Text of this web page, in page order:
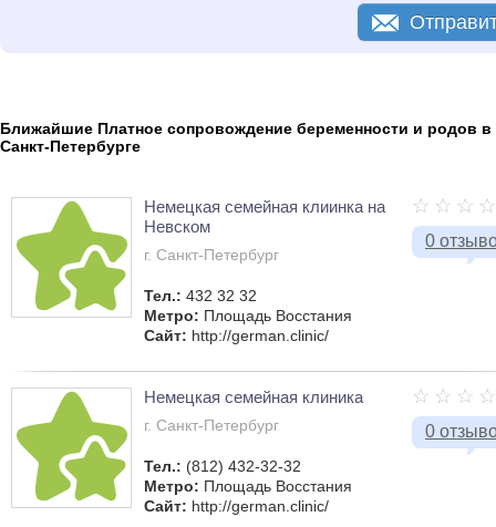
Ближайшие Платное сопровождение беременности и родов в
Санкт-Петербурге
0
Немецкая семейная клиинка на
Невском
г. Санкт-Петербург
Тел.: 432 32 32
Метро: Площадь Восстания
Сайт: http://german.clinic/
0
Немецкая семейная клиника
г. Санкт-Петербург
Тел.: (812) 432-32-32
Метро: Площадь Восстания
Сайт: http://german.clinic/